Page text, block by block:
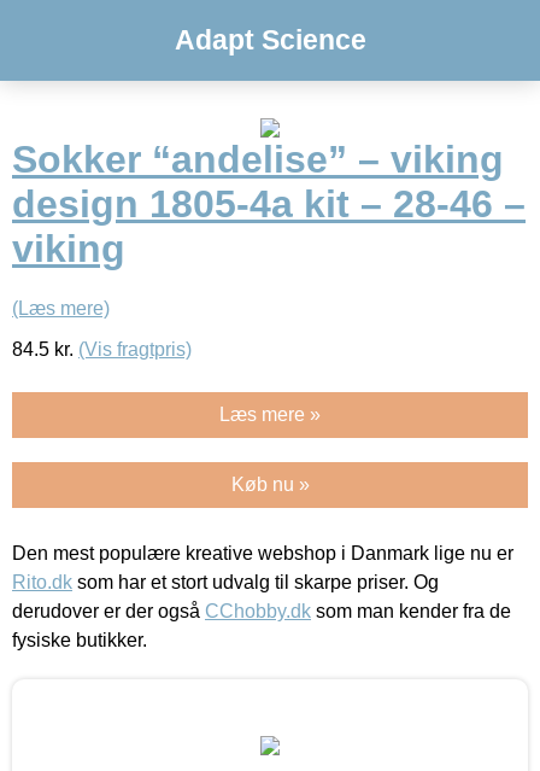
Adapt Science
Sokker “andelise” – viking
design 1805-4a kit – 28-46 –
viking
(Læs mere)
84.5 kr. (Vis fragtpris)
Læs mere »
Køb nu »
Den mest populære kreative webshop i Danmark lige nu er
Rito.dk som har et stort udvalg til skarpe priser. Og
derudover er der også CChobby.dk som man kender fra de
fysiske butikker.